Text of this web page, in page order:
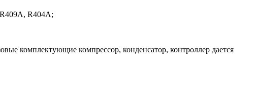
R404A;
комплектующие компрессор, конденсатор, контроллер дается